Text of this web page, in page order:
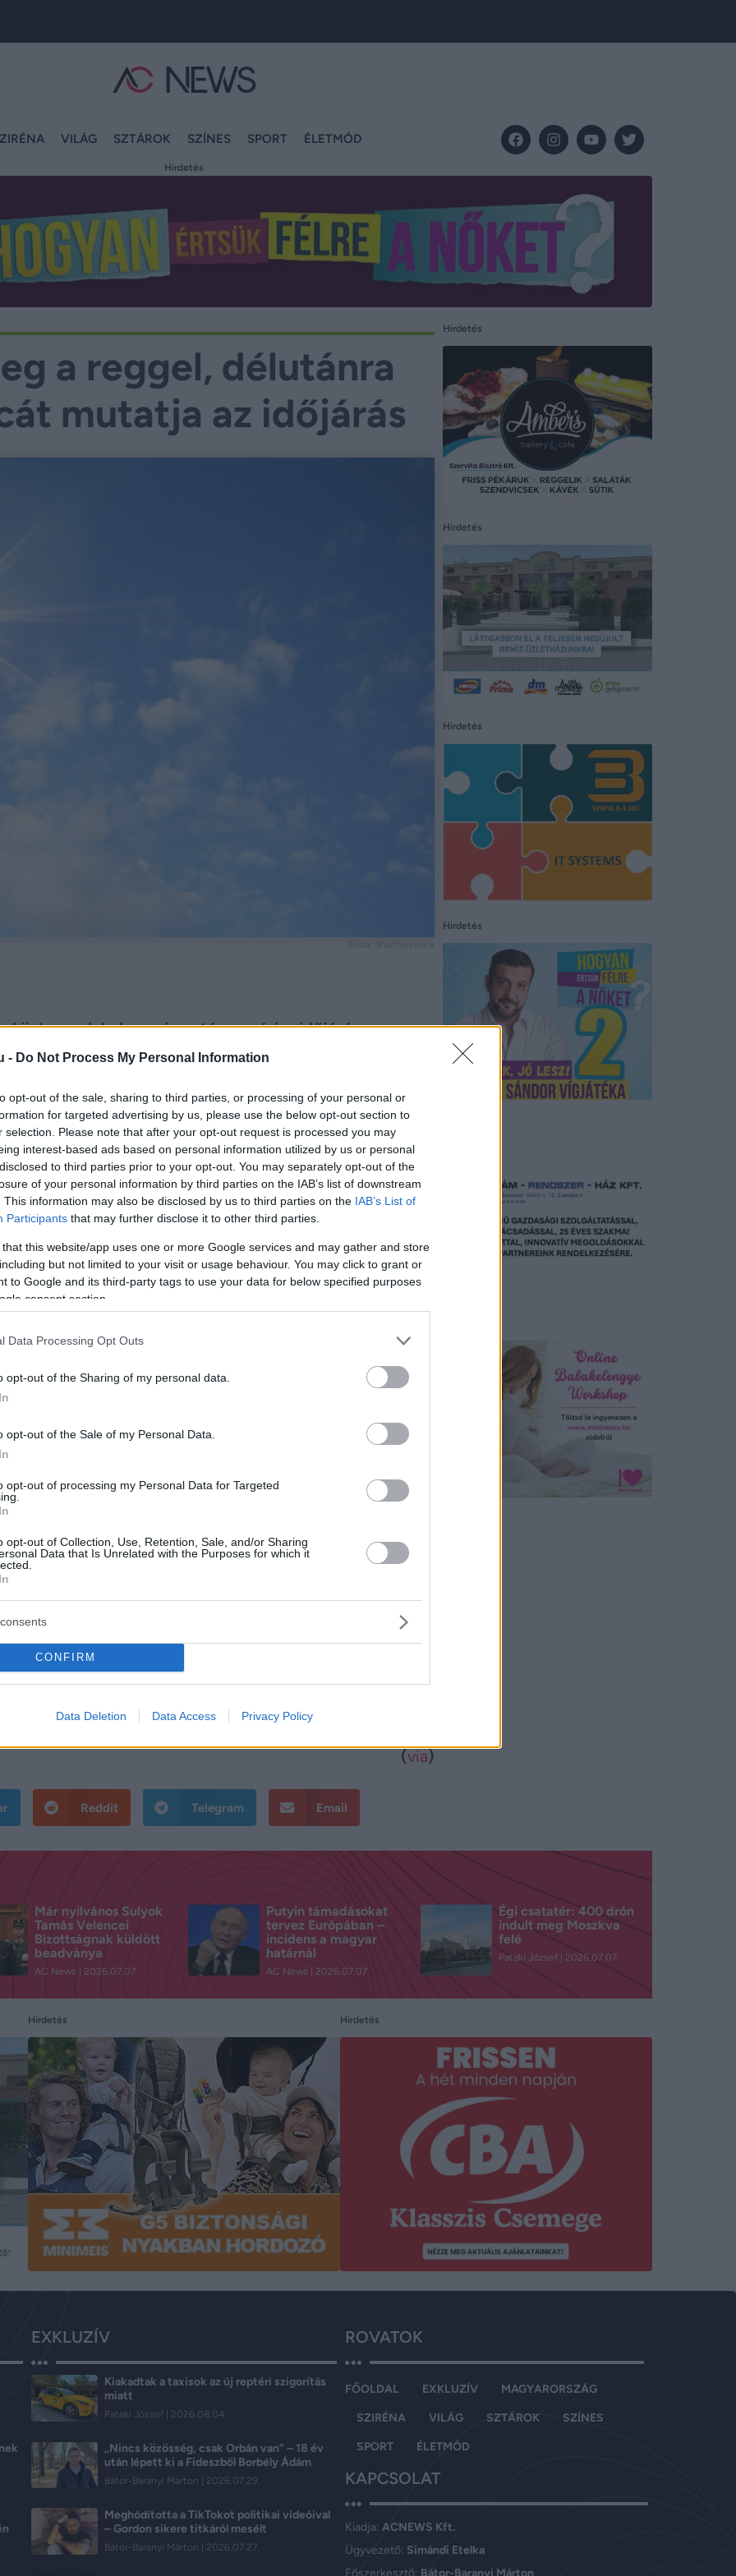
- Do Not Process My Personal Information
opt-out of the sale, sharing to third parties, or processing of your personal or
for targeted advertising by us, please use the below opt-out section to
selection. Please note that after your opt-out request is processed you may
interest-based ads based on personal information utilized by us or personal
to third parties prior to your opt-out. You may separately opt-out of the
of your personal information by third parties on the IAB’s list of downstream
This information may also be disclosed by us to third parties on the IAB’s List of
Participants that may further disclose it to other third parties.
that this website/app uses one or more Google services and may gather and store
but not limited to your visit or usage behaviour. You may click to grant or
to Google and its third-party tags to use your data for below specified purposes
consent section.
Data Processing Opt Outs
opt-out of the Sharing of my personal data.
opt-out of the Sale of my Personal Data.
opt-out of processing my Personal Data for Targeted
opt-out of Collection, Use, Retention, Sale, and/or Sharing
Data that Is Unrelated with the Purposes for which it
CONFIRM
Data Deletion Data Access Privacy Policy
VILÁG SZTÁROK SZÍNES SPORT ÉLETMÓD
Hirdetés
a reggel, délutánra
mutatja az időjárás
sok helyen visszatér a nyárias időjárás.
hőmérséklet.
időjárásra számíthatunk elszórtan záporral, néhol
kevés helyen eshet. Később azonban észak felől
pedig a csapadékgócok jórészt lecsengenek, de a
de a szélcsendes északi völgyekben ennél több fokkal
várható fátyol- és gomolyfelhőkkel. A Dunántúl nyugati
viszont akár több helyen is kialakulhat zápor vagy zivatar.
szelet élénk, kevés helyen erős széllökések is kísérik.
25 és 30 fok között várható, de egy-egy helyen 31
csak 23, 24 fok valószínű.
(via)
Reddit Telegram Email
Hirdetés
Hirdetés
Hirdetés
Hirdetés
Már nyilvános Sulyok
Tamás Velencei
Bizottságnak küldött
beadványa
AC News 2026.07.07.
Putyin támadásokat
tervez Európában –
incidens a magyar
határnál
AC News 2026.07.07.
Égi csatatér: 400 drón
indult meg Moszkva
felé
Pataki József 2026.07.07.
Hirdetés Hirdetés
EXKLUZÍV
Kiakadtak a taxisok az új reptéri szigorítás
miatt
Pataki József 2026.08.04.
„Nincs közösség, csak Orbán van” – 18 év
után lépett ki a Fideszből Borbély Ádám
Bátor-Baranyi Márton 2026.07.29.
Meghódította a TikTokot politikai videóival
– Gordon sikere titkáról mesélt
Bátor-Baranyi Márton 2026.07.27.
ROVATOK
FŐOLDAL EXKLUZÍV MAGYARORSZÁG
SZIRÉNA VILÁG SZTÁROK SZÍNES
SPORT ÉLETMÓD
KAPCSOLAT
Kiadja:ACNEWS Kft.
Ügyvezető: Simándi Etelka